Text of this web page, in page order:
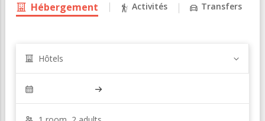
Hébergement Activités Transfers
Hôtels